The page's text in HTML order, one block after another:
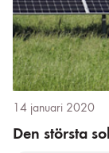
14 januari 2020
Den största